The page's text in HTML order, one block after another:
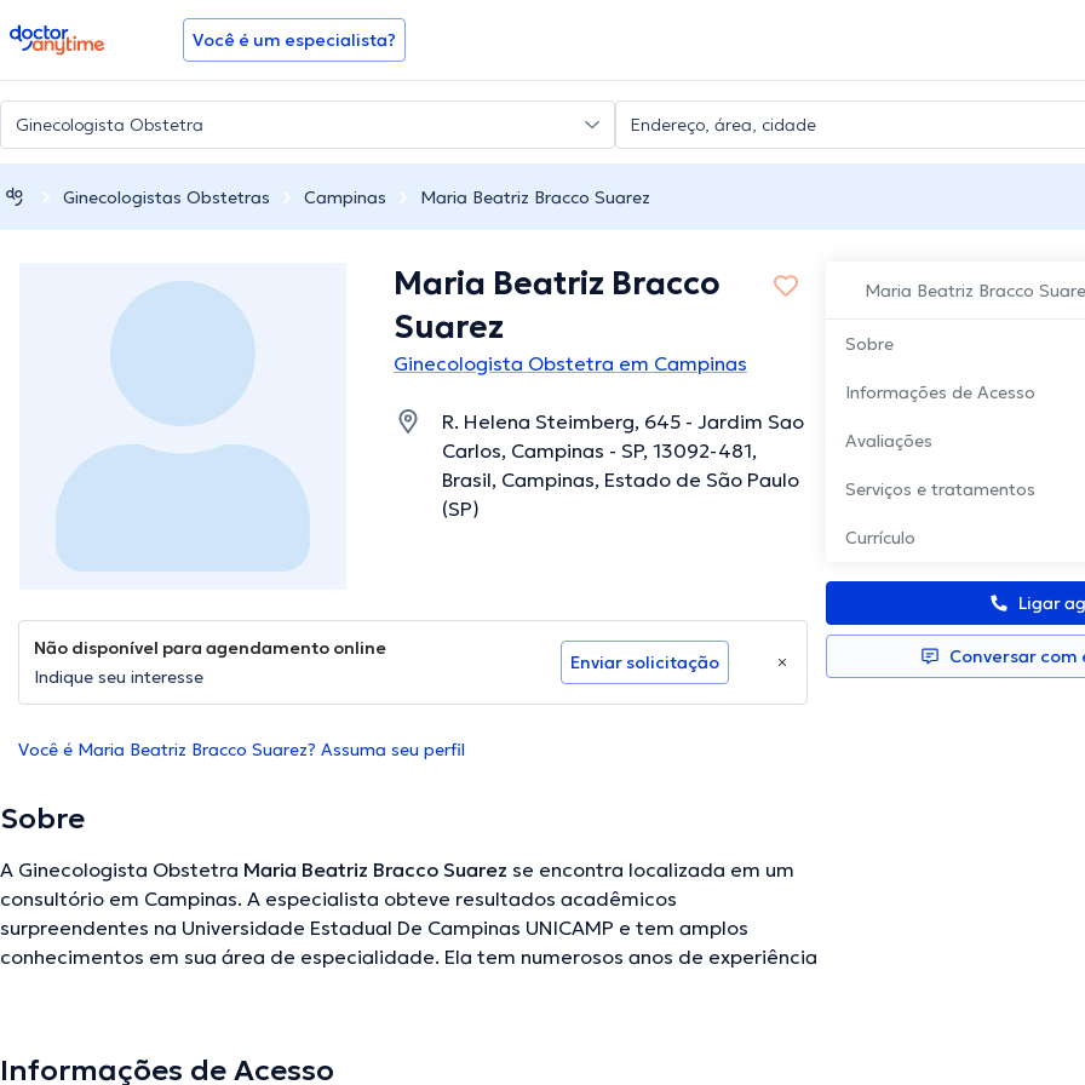
doctoranytime Você é um especialista?
Ginecologistas Obstetras Campinas Maria Beatriz Bracco Suarez
Maria Beatriz Bracco
Sobre
Informações de Acesso
Avaliações
Serviços e tratamentos
Currículo
Ligar
Conversar com
Maria Beatriz Bracco
Suarez
Ginecologista Obstetra em Campinas
R. Helena Steimberg, 645 - Jardim Sao
Carlos, Campinas - SP, 13092-481,
Brasil, Campinas, Estado de São Paulo
(SP)
Não disponível para agendamento online
Indique seu interesse
Enviar solicitação
Você é Maria Beatriz Bracco Suarez? Assuma seu perfil
Sobre
A Ginecologista Obstetra Maria Beatriz Bracco Suarez se encontra localizada em um
consultório em Campinas. A especialista obteve resultados acadêmicos
surpreendentes na Universidade Estadual De Campinas UNICAMP e tem amplos
conhecimentos em sua área de especialidade. Ela tem numerosos anos de experiência
importantes publicações. Inglês Português Espanhol são as línguas que usa a
Informações de Acesso